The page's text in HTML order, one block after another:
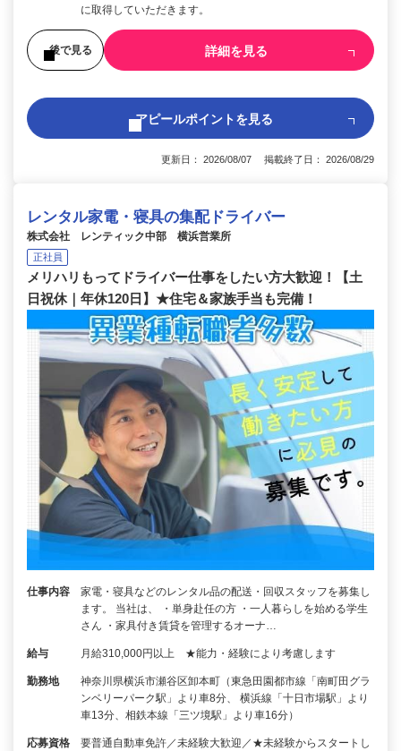
に取得していただきます。
後で見る 詳細を見る
アピールポイントを見る
更新日： 2026/08/07 掲載終了日： 2026/08/29
レンタル家電・寝具の集配ドライバー
株式会社 レンティック中部 横浜営業所
正社員
メリハリもってドライバー仕事をしたい方大歓迎！【土
日祝休｜年休120日】★住宅＆家族手当も完備！
仕事内容
家電・寝具などのレンタル品の配送・回収スタッフを募集し
ます。 当社は、 ・単身赴任の方 ・一人暮らしを始める学生
さん ・家具付き賃貸を管理するオーナ…
給与 月給310,000円以上 ★能力・経験により考慮します
勤務地
神奈川県横浜市瀬谷区卸本町（東急田園都市線「南町田グラ
ンベリーパーク駅」より車8分、 横浜線「十日市場駅」より
車13分、相鉄本線「三ツ境駅」より車16分）
応募資格
要普通自動車免許／未経験大歓迎／★未経験からスタートし